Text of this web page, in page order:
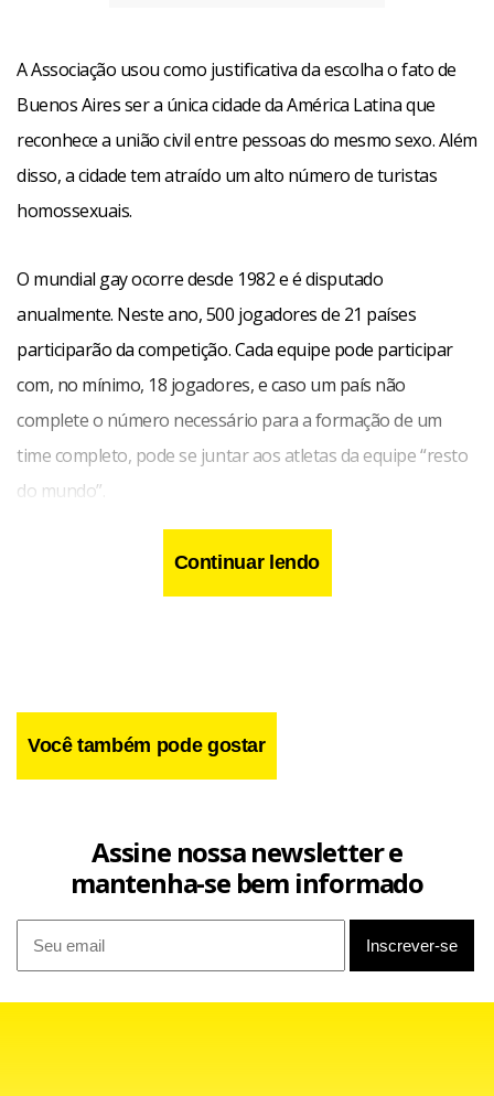
A Associação usou como justificativa da escolha o fato de
Buenos Aires ser a única cidade da América Latina que
reconhece a união civil entre pessoas do mesmo sexo. Além
disso, a cidade tem atraído um alto número de turistas
homossexuais.
O mundial gay ocorre desde 1982 e é disputado
anualmente. Neste ano, 500 jogadores de 21 países
participarão da competição. Cada equipe pode participar
com, no mínimo, 18 jogadores, e caso um país não
complete o número necessário para a formação de um
time completo, pode se juntar aos atletas da equipe “resto
do mundo”.
O engenheiro agrônomo e ex-presidente da Câmara de
Continuar lendo
Você também pode gostar
Assine nossa newsletter e
mantenha-se bem informado